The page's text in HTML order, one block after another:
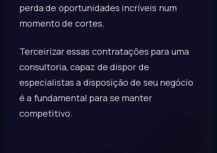
perda de oportunidades incríveis num
momento de cortes.
Terceirizar essas contratações para uma
consultoria, capaz de dispor de
especialistas a disposição de seu negócio
é a fundamental para se manter
competitivo.